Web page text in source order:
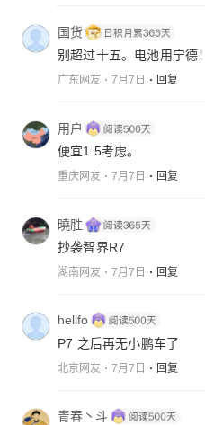
国货
别超过十五。电池用宁德！
广东网友 7月7日 回复
用户
便宜1.5考虑。
重庆网友 7月7日 回复
曉胜
抄袭智界R7
湖南网友 7月7日 回复
hellfo
P7 之后再无小鹏车了
北京网友 7月7日 回复
青春丶斗